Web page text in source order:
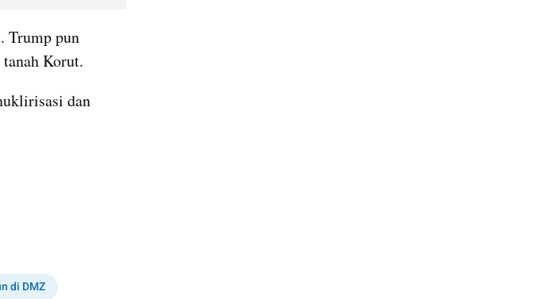
Trump pun
Korut.
dan
di DMZ